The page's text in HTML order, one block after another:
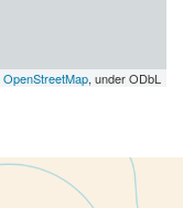
OpenStreetMap, under ODbL